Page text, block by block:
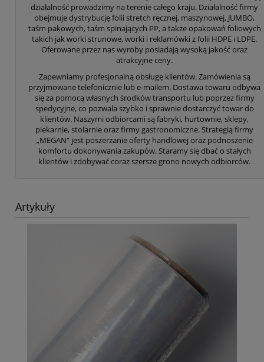
działalność prowadzimy na terenie całego kraju. Działalność firmy
obejmuje dystrybucję folii stretch ręcznej, maszynowej, JUMBO,
taśm pakowych, taśm spinających PP, a także opakowań foliowych
takich jak worki strunowe, worki i reklamówki z folii HDPE i LDPE.
Oferowane przez nas wyroby posiadają wysoką jakość oraz
atrakcyjne ceny.
Zapewniamy profesjonalną obsługę klientów. Zamówienia są
przyjmowane telefonicznie lub e-mailem. Dostawa towaru odbywa
się za pomocą własnych środków transportu lub poprzez firmy
spedycyjne, co pozwala szybko i sprawnie dostarczyć towar do
klientów. Naszymi odbiorcami są fabryki, hurtownie, sklepy,
piekarnie, stolarnie oraz firmy gastronomiczne. Strategią firmy
„MEGAN” jest poszerzanie oferty handlowej oraz podnoszenie
komfortu dokonywania zakupów. Staramy się dbać o stałych
klientów i zdobywać coraz szersze grono nowych odbiorców.
Artykuły